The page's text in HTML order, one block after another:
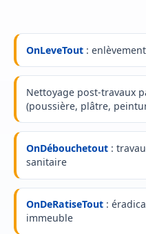
OnLeveTout:
Nettoyage post-travaux
(poussière, plâtre,
OnDébouchetout:
sanitaire
OnDeRatiseTout:
immeuble